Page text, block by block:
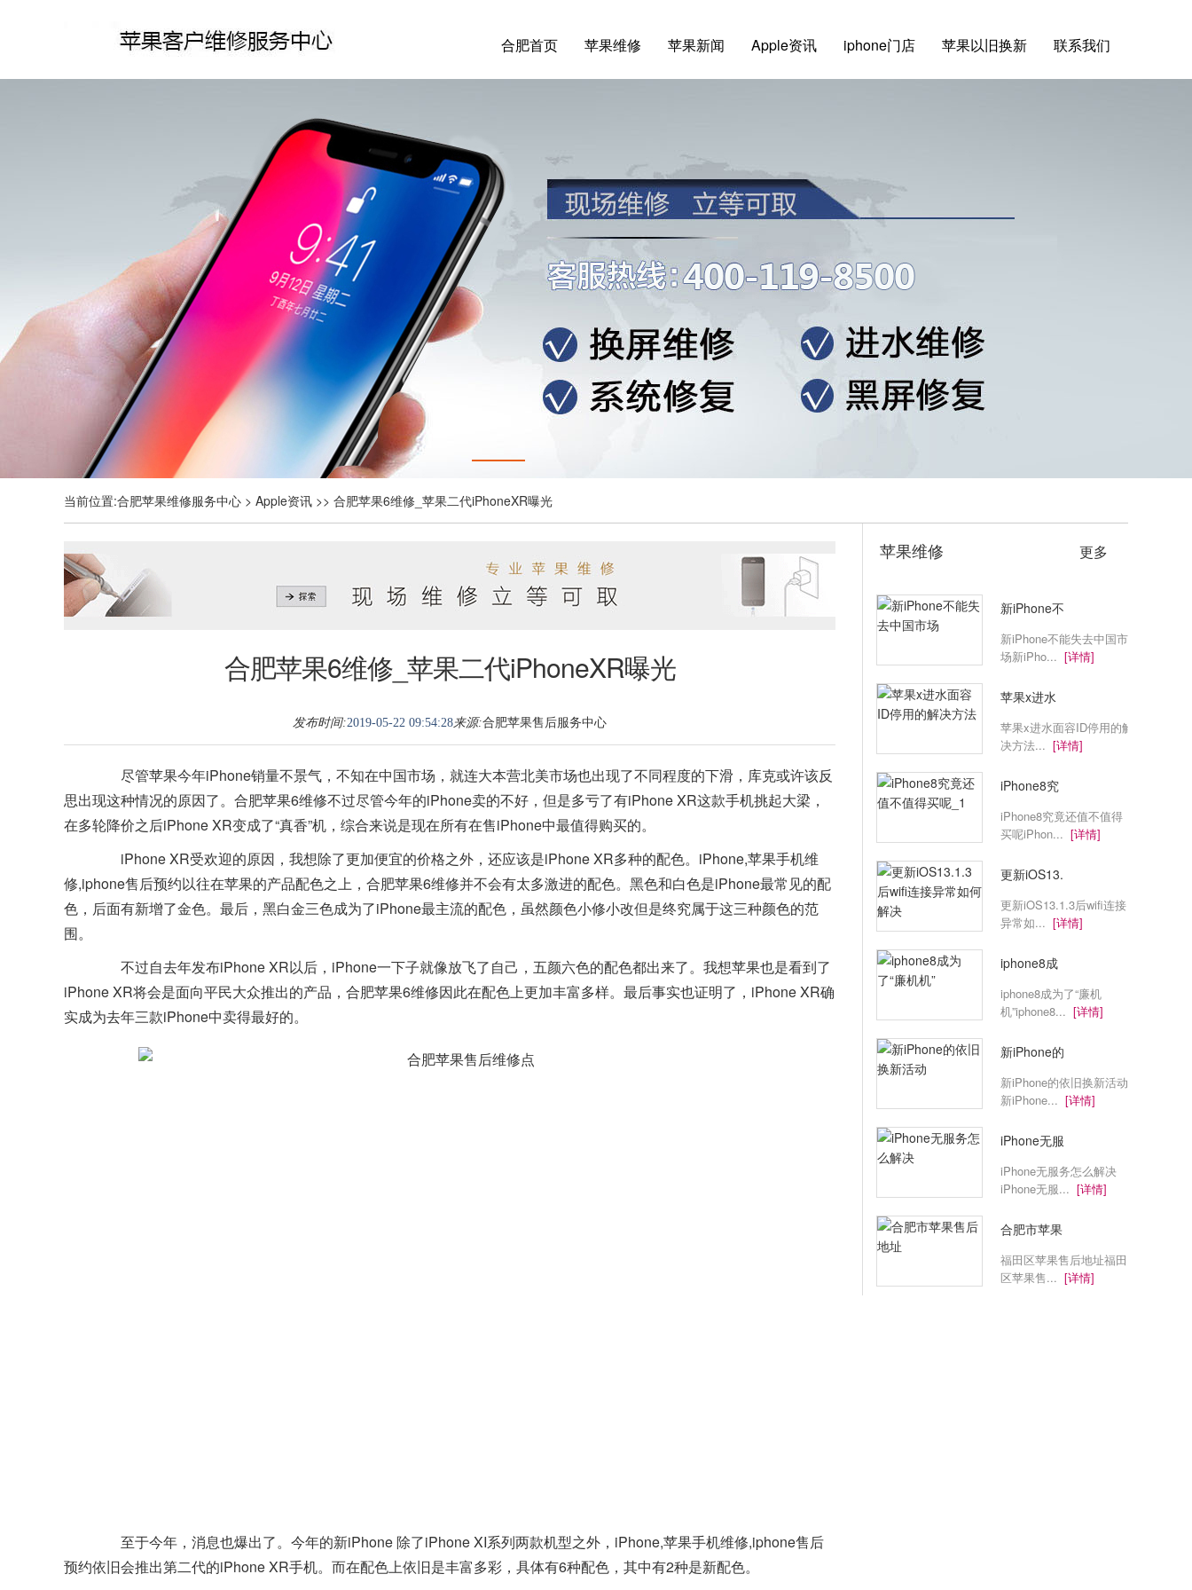
合肥首页 苹果维修 苹果新闻 Apple资讯 iphone门店 苹果以旧换新 联系我们
当前位置:合肥苹果维修服务中心 > Apple资讯 >> 合肥苹果6维修_苹果二代iPhoneXR曝光
合肥苹果6维修_苹果二代iPhoneXR曝光
发布时间:2019-05-22 09:54:28来源:合肥苹果售后服务中心
尽管苹果今年iPhone销量不景气，不知在中国市场，就连大本营北美市场也出现了不同程度的下滑，库克或许该反
思出现这种情况的原因了。合肥苹果6维修不过尽管今年的iPhone卖的不好，但是多亏了有iPhone XR这款手机挑起大梁，
在多轮降价之后iPhone XR变成了“真香”机，综合来说是现在所有在售iPhone中最值得购买的。
iPhone XR受欢迎的原因，我想除了更加便宜的价格之外，还应该是iPhone XR多种的配色。iPhone,苹果手机维
修,iphone售后预约以往在苹果的产品配色之上，合肥苹果6维修并不会有太多激进的配色。黑色和白色是iPhone最常见的配
色，后面有新增了金色。最后，黑白金三色成为了iPhone最主流的配色，虽然颜色小修小改但是终究属于这三种颜色的范
围。
不过自去年发布iPhone XR以后，iPhone一下子就像放飞了自己，五颜六色的配色都出来了。我想苹果也是看到了
iPhone XR将会是面向平民大众推出的产品，合肥苹果6维修因此在配色上更加丰富多样。最后事实也证明了，iPhone XR确
实成为去年三款iPhone中卖得最好的。
至于今年，消息也爆出了。今年的新iPhone 除了iPhone XI系列两款机型之外，iPhone,苹果手机维修,iphone售后
预约依旧会推出第二代的iPhone XR手机。而在配色上依旧是丰富多彩，具体有6种配色，其中有2种是新配色。
苹果维修 更多
新iPhone不
新iPhone不能失去中国市
场新iPho... [详情]
苹果x进水
苹果x进水面容ID停用的解
决方法... [详情]
iPhone8究
iPhone8究竟还值不值得
买呢iPhon... [详情]
更新iOS13.
更新iOS13.1.3后wifi连接
异常如... [详情]
iphone8成
iphone8成为了“廉机
机”iphone8... [详情]
新iPhone的
新iPhone的依旧换新活动
新iPhone... [详情]
iPhone无服
iPhone无服务怎么解决
iPhone无服... [详情]
合肥市苹果
福田区苹果售后地址福田
区苹果售... [详情]